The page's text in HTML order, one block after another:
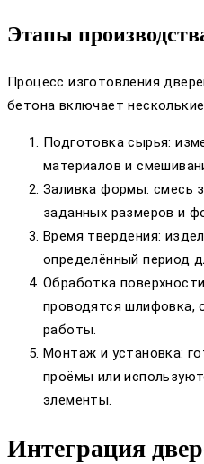
Этапы
Процесс изготовления
бетона включает
Подготовка сырья:
материалов и
Заливка формы: смесь
заданных размеров и
Время твердения:
определённый период
Обработка
проводятся шлифовка,
работы.
Монтаж и установка:
проёмы или
элементы.
Интеграция